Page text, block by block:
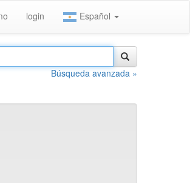
login Español
Búsqueda avanzada »